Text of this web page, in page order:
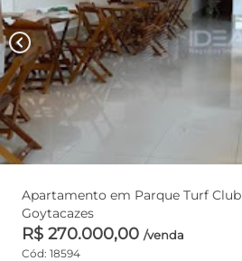
chevron_left
Apartamento em Parque Turf Club - Campos dos
Goytacazes
R$ 270.000,00 /venda
Cód: 18594